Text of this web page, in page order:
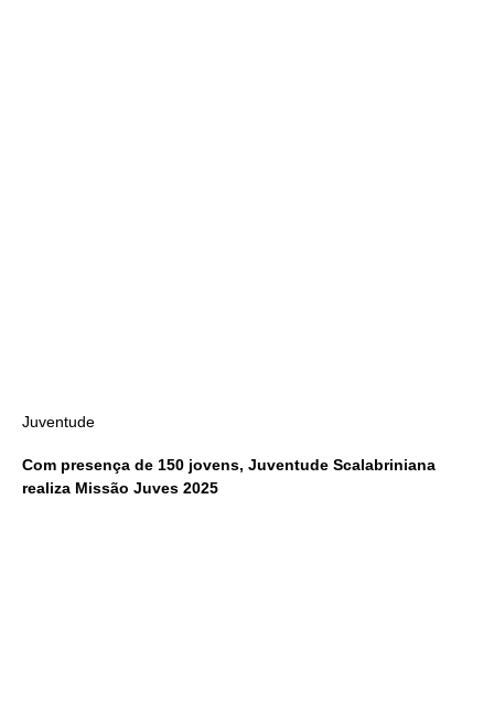
Juventude
Com presença de 150 jovens, Juventude Scalabriniana
realiza Missão Juves 2025